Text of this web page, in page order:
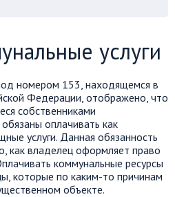
услуги
номером 153, находящемся в
Федерации, отображено, что
собственниками
оплачивать как
услуги. Данная обязанность
как владелец оформляет право
коммунальные ресурсы
которые по каким-то причинам
объекте.